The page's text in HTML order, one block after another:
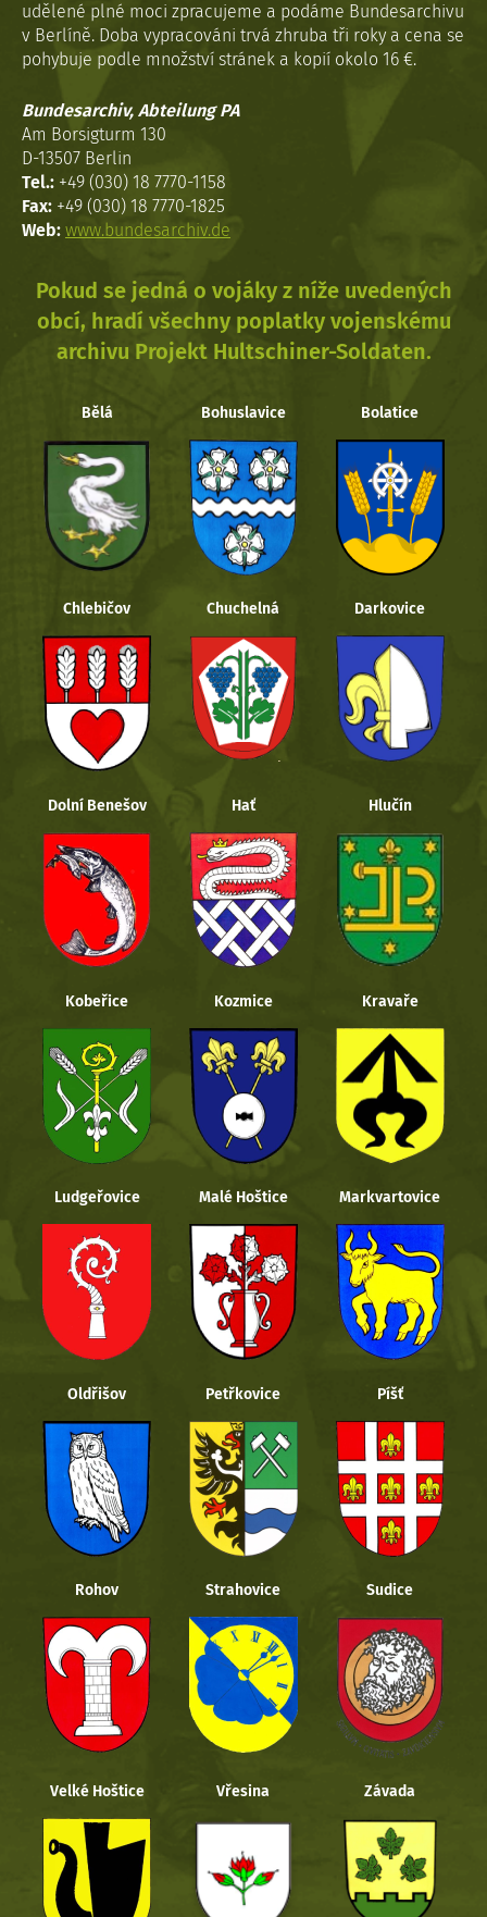
udělené plné moci zpracujeme a podáme Bundesarchivu
v Berlíně. Doba vypracováni trvá zhruba tři roky a cena se
pohybuje podle množství stránek a kopií okolo 16 €.
Bundesarchiv, Abteilung PA
Am Borsigturm 130
D-13507 Berlin
Tel.: +49 (030) 18 7770-1158
Fax: +49 (030) 18 7770-1825
Web: www.bundesarchiv.de
Pokud se jedná o vojáky z níže uvedených
obcí, hradí všechny poplatky vojenskému
archivu Projekt Hultschiner-Soldaten.
Bělá Bohuslavice Bolatice
Chlebičov Chuchelná Darkovice
Dolní Benešov Hať Hlučín
Kobeřice Kozmice Kravaře
Ludgeřovice Malé Hoštice Markvartovice
Oldřišov Petřkovice Píšť
Rohov Strahovice Sudice
Velké Hoštice Vřesina Závada